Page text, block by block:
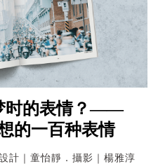
时的表情？——
的一百种表情
計｜童怡靜．攝影｜楊雅淳